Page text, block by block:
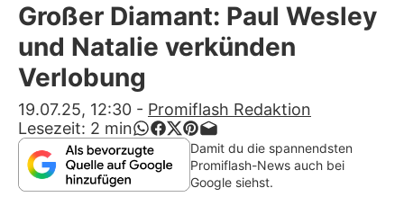
Stars
Filme & Serien
Lifestyle
Familie & Liebe
Promiflash Exklusiv
Großer Diamant: Paul Wesley
und Natalie verkünden
Verlobung
19.07.25, 12:30 - Promiflash Redaktion
Lesezeit: 2 min
Damit du die spannendsten
Promiflash-News auch bei
Google siehst.